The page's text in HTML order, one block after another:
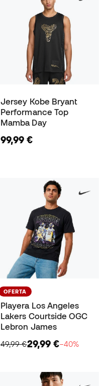
Jersey Kobe Bryant
Performance Top
Mamba Day
99,99 €
OFERTA
Playera Los Angeles
Lakers Courtside OGC
Lebron James
49,99 €29,99 €−40%